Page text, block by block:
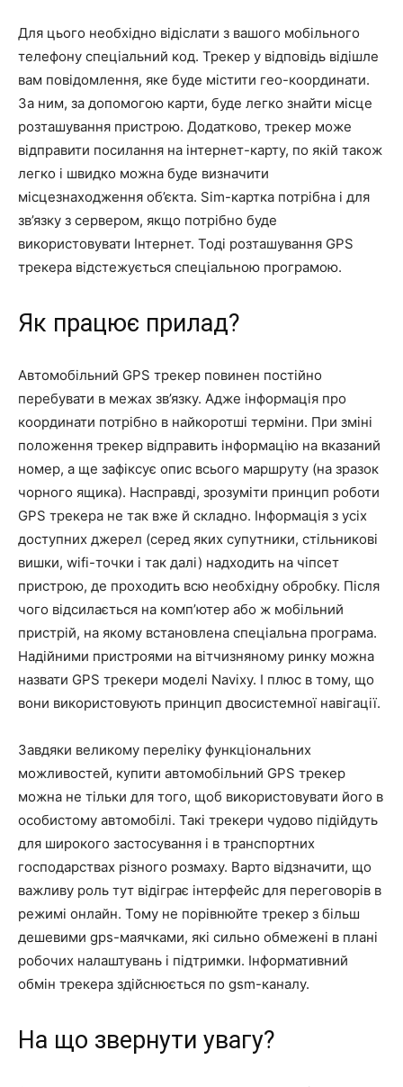
Для цього необхідно відіслати з вашого мобільного
телефону спеціальний код. Трекер у відповідь відішле
вам повідомлення, яке буде містити гео-координати.
За ним, за допомогою карти, буде легко знайти місце
розташування пристрою. Додатково, трекер може
відправити посилання на інтернет-карту, по якій також
легко і швидко можна буде визначити
місцезнаходження об’єкта. Sim-картка потрібна і для
зв’язку з сервером, якщо потрібно буде
використовувати Інтернет. Тоді розташування GPS
трекера відстежується спеціальною програмою.
Як працює прилад?
Автомобільний GPS трекер повинен постійно
перебувати в межах зв’язку. Адже інформація про
координати потрібно в найкоротші терміни. При зміні
положення трекер відправить інформацію на вказаний
номер, а ще зафіксує опис всього маршруту (на зразок
чорного ящика). Насправді, зрозуміти принцип роботи
GPS трекера не так вже й складно. Інформація з усіх
доступних джерел (серед яких супутники, стільникові
вишки, wifi-точки і так далі) надходить на чіпсет
пристрою, де проходить всю необхідну обробку. Після
чого відсилається на комп’ютер або ж мобільний
пристрій, на якому встановлена спеціальна програма.
Надійними пристроями на вітчизняному ринку можна
назвати GPS трекери моделі Navixy. І плюс в тому, що
вони використовують принцип двосистемної навігації.
Завдяки великому переліку функціональних
можливостей, купити автомобільний GPS трекер
можна не тільки для того, щоб використовувати його в
особистому автомобілі. Такі трекери чудово підійдуть
для широкого застосування і в транспортних
господарствах різного розмаху. Варто відзначити, що
важливу роль тут відіграє інтерфейс для переговорів в
режимі онлайн. Тому не порівнюйте трекер з більш
дешевими gps-маячками, які сильно обмежені в плані
робочих налаштувань і підтримки. Інформативний
обмін трекера здійснюється по gsm-каналу.
На що звернути увагу?